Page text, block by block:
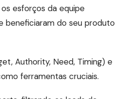
esforços da equipe
beneficiaram do seu produto
Authority, Need, Timing) e
ferramentas cruciais.